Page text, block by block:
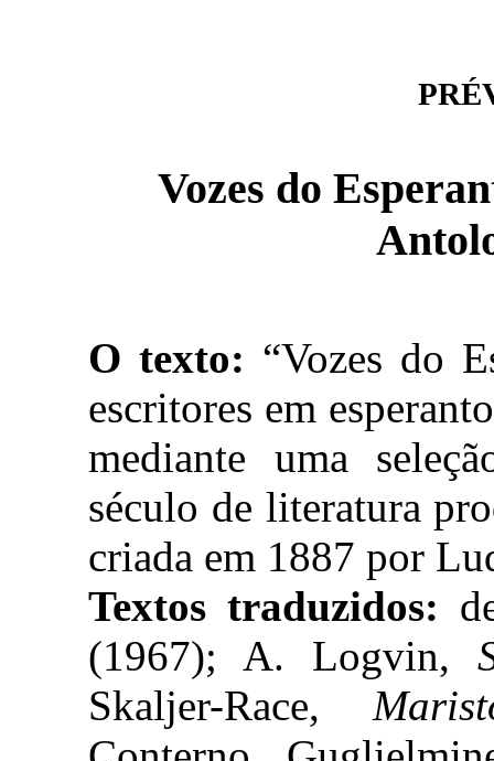
Vozes do
O texto: “Vozes do
escritores em
mediante uma
século de literatura
criada em 1887 por
Textos traduzidos:
(1967); A. Logvin,
Skaljer-Race,